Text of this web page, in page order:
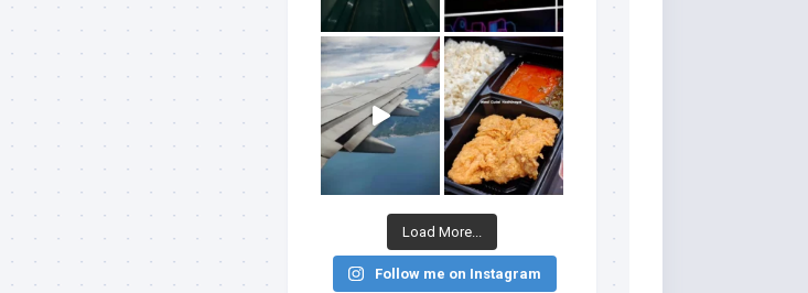
Load More...
Follow me on Instagram